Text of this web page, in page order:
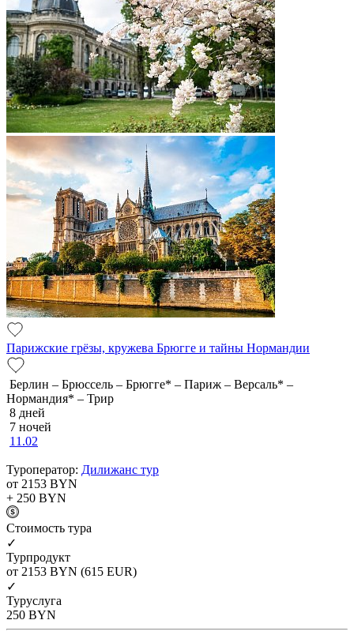
Парижские грёзы, кружева Брюгге и тайны Нормандии
Берлин – Брюссель – Брюгге* – Париж – Версаль* –
Нормандия* – Трир
8 дней
7 ночей
11.02
Туроператор: Дилижанс тур
от 2153 BYN
+ 250 BYN
Cтоимость тура
✓
Турпродукт
от 2153 BYN (615 EUR)
✓
Туруслуга
250 BYN